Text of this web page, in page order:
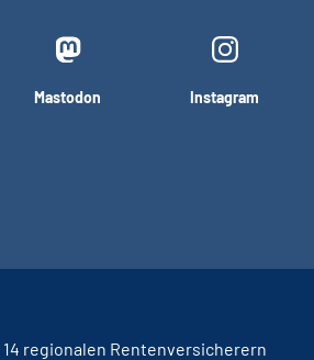
Mastodon Instagram
14 regionalen Rentenversicherern